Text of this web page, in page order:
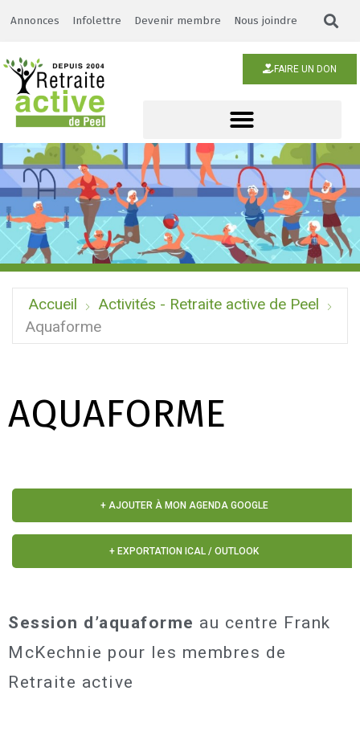
Annonces Infolettre Devenir membre Nous joindre
FAIRE UN DON
Accueil
Activités - Retraite active de Peel
Aquaforme
AQUAFORME
+ AJOUTER À MON AGENDA GOOGLE
+ EXPORTATION ICAL / OUTLOOK
Session d’aquaforme au centre Frank
McKechnie pour les membres de
Retraite active